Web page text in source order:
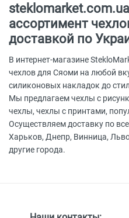
ассортимент
доставкой по
В интернет-магазине
чехлов для Сяоми на любой
силиконовых накладок до
Мы предлагаем чехлы с
чехлы, чехлы с принтами,
Осуществляем доставку по
Харьков, Днепр, Винница,
другие города.